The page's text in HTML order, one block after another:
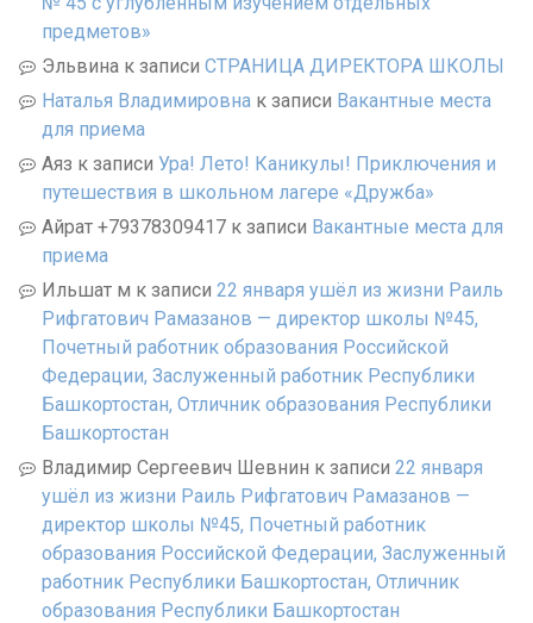
предметов»
Эльвина к записи СТРАНИЦА ДИРЕКТОРА ШКОЛЫ
Наталья Владимировна к записи Вакантные места
для приема
Аяз к записи Ура! Лето! Каникулы! Приключения и
путешествия в школьном лагере «Дружба»
Айрат +79378309417 к записи Вакантные места для
приема
Ильшат м к записи 22 января ушёл из жизни Раиль
Рифгатович Рамазанов — директор школы №45,
Почетный работник образования Российской
Федерации, Заслуженный работник Республики
Башкортостан, Отличник образования Республики
Башкортостан
Владимир Сергеевич Шевнин к записи 22 января
ушёл из жизни Раиль Рифгатович Рамазанов —
директор школы №45, Почетный работник
образования Российской Федерации, Заслуженный
работник Республики Башкортостан, Отличник
образования Республики Башкортостан